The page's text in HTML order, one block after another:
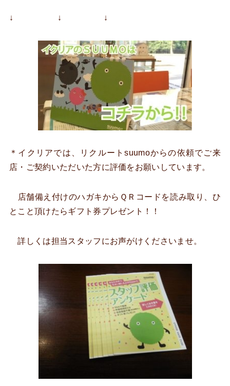
↓ ↓ ↓
＊イクリアでは、リクルートsuumoからの依頼でご来
店・ご契約いただいた方に評価をお願いしています。
店舗備え付けのハガキからＱＲコードを読み取り、ひ
とこと頂けたらギフト券プレゼント！！
詳しくは担当スタッフにお声がけくださいませ。